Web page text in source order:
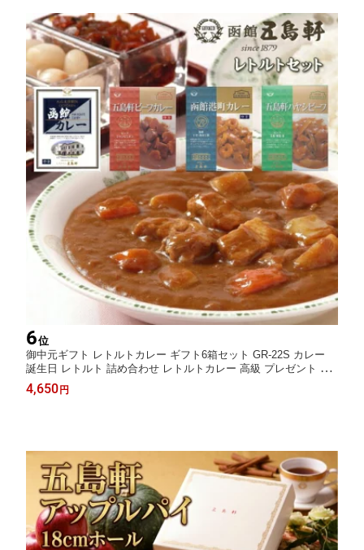
6位
御中元ギフト レトルトカレー ギフト6箱セット GR-22S カレー
誕生日 レトルト 詰め合わせ レトルトカレー 高級 プレゼント 内
祝 御祝 ギフト レトルトセット カレーギフト 詰め合わせ 五島軒
公式
4,650 円